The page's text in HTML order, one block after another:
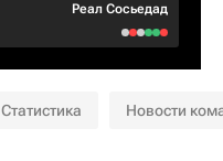
Реал Сосьедад
Статистика Новости